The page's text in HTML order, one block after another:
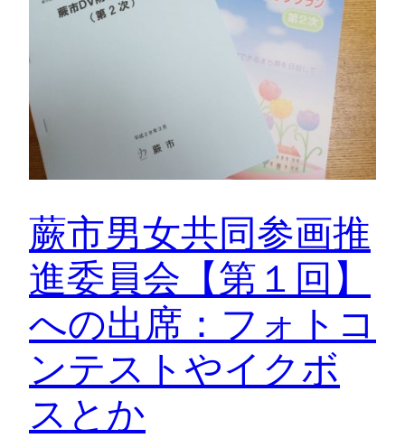
蕨市男女共同参画推
進委員会【第１回】
への出席：フォトコ
ンテストやイクボ
スとか